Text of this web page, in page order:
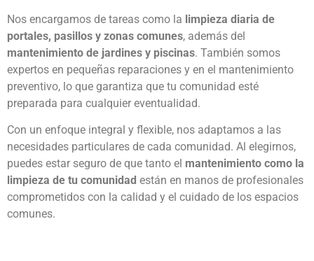
Nos encargamos de tareas como la limpieza diaria de
portales, pasillos y zonas comunes, además del
mantenimiento de jardines y piscinas. También somos
expertos en pequeñas reparaciones y en el mantenimiento
preventivo, lo que garantiza que tu comunidad esté
preparada para cualquier eventualidad.
Con un enfoque integral y flexible, nos adaptamos a las
necesidades particulares de cada comunidad. Al elegirnos,
puedes estar seguro de que tanto el mantenimiento como la
limpieza de tu comunidad están en manos de profesionales
comprometidos con la calidad y el cuidado de los espacios
comunes.